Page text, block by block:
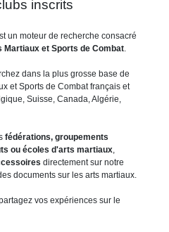
inscrits
un moteur de recherche consacré
Martiaux et Sports de Combat.
dans la plus grosse base de
et Sports de Combat français et
Suisse, Canada, Algérie,
fédérations, groupements
ou écoles d'arts martiaux,
directement sur notre
documents sur les arts martiaux.
vos expériences sur le